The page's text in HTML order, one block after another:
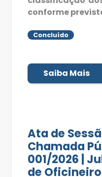
conforme
Concluído
Saiba Mais
Ata de
Chamada
001/2026 |
de